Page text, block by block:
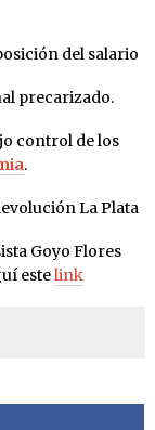
del salario
precarizado.
control de los
.
La Plata
Goyo Flores
estelink